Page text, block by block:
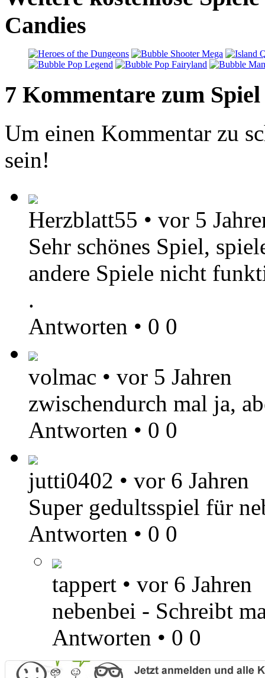
Candies
7 Kommentare zum Spiel
Um einen Kommentar zu
sein!
Herzblatt55 • vor 5
Sehr schönes Spiel,
andere Spiele nicht
.
Antworten • 0 0
volmac • vor 5 Jahren
zwischendurch mal ja,
Antworten • 0 0
jutti0402 • vor 6 Jahren
Super gedultsspiel für
Antworten • 0 0
tappert • vor 6 Jahren
nebenbei - Schreibt
Antworten • 0 0